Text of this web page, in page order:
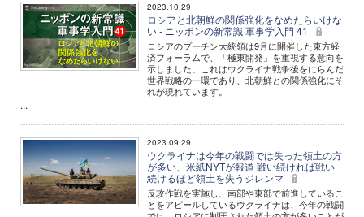
2023.10.29
ロシアと北朝鮮の関係強化をなめたらいけな
い - ニッポンの新常識 軍事学入門 41
ロシアのプーチン大統領は9月に開催した東方経
済フォーラムで、「極東開発」を重視する意向を
示しました。これはウクライナ戦争後をにらんだ
世界戦略の一環であり、北朝鮮との関係強化にそ
れが現れています。
...
2023.09.29
ウクライナは今年の戦闘では失った領土の方
が多い、米紙NYTが報道 戦い続ければ戦い
続けるほど領土を失うジレンマ
反攻作戦を実施し、南部や東部で前進しているこ
とをアピールしているウクライナは、今年の戦闘